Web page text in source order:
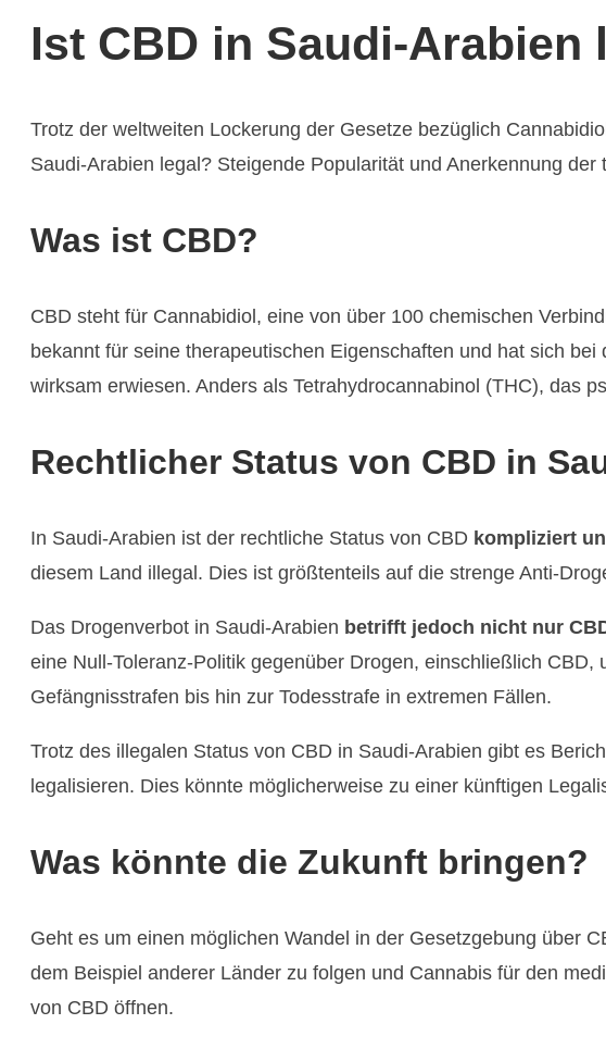
Ist CBD in Saudi-Arabien
Trotz der weltweiten Lockerung der Gesetze bezüglich
Saudi-Arabien legal? Steigende Popularität und Anerkennung
Was ist CBD?
CBD steht für Cannabidiol, eine von über 100 chemischen
bekannt für seine therapeutischen Eigenschaften und hat sich
wirksam erwiesen. Anders als Tetrahydrocannabinol (THC), das
Rechtlicher Status von CBD in
In Saudi-Arabien ist der rechtliche Status von CBD kompliziert
diesem Land illegal. Dies ist größtenteils auf die strenge Anti-
Das Drogenverbot in Saudi-Arabien betrifft jedoch nicht nur
eine Null-Toleranz-Politik gegenüber Drogen, einschließlich
Gefängnisstrafen bis hin zur Todesstrafe in extremen Fällen.
Trotz des illegalen Status von CBD in Saudi-Arabien gibt es
legalisieren. Dies könnte möglicherweise zu einer künftigen
Was könnte die Zukunft bringen?
Geht es um einen möglichen Wandel in der Gesetzgebung über
dem Beispiel anderer Länder zu folgen und Cannabis für den
von CBD öffnen.